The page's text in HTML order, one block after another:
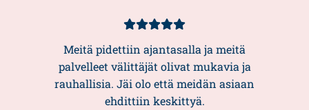
Asiakasarvio
5/5
Meitä pidettiin ajantasalla ja meitä
palvelleet välittäjät olivat mukavia ja
rauhallisia. Jäi olo että meidän asiaan
ehdittiin keskittyä.